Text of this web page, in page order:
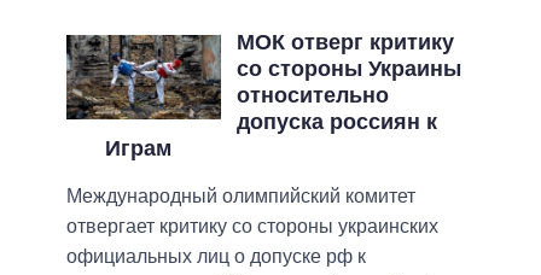
МОК отверг критику
со стороны Украины
относительно
допуска россиян к
Играм
Международный олимпийский комитет
отвергает критику со стороны украинских
официальных лиц о допуске рф к